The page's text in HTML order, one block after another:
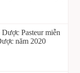
Pasteur miễn
năm 2020